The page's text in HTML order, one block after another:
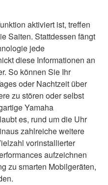
aktiviert ist, treffen
Saiten. Stattdessen fängt
jede
diese Informationen an
So können Sie Ihr
oder Nachtzeit über
zu stören oder selbst
Yamaha
es, rund um die Uhr
zahlreiche weitere
vorinstallierter
aufzeichnen
zu smarten Mobilgeräten,